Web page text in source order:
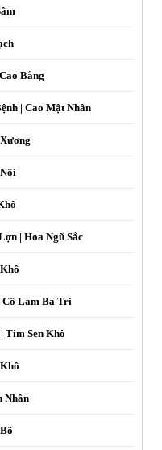
Bằng
| Cao Mật Nhân
| Hoa Ngũ Sắc
Lam Ba Tri
Tim Sen Khô
Nhân